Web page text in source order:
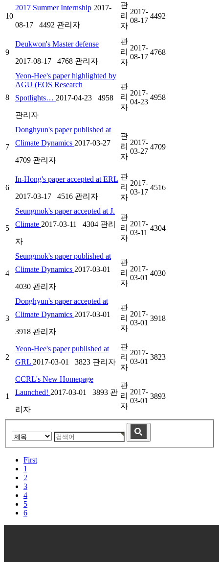
10
2017 Summer Internship 2017-
08-17 4492 관리자
관
리
자
2017-
08-17
4492
9
Deukwon's Master defense
2017-08-17 4768 관리자
관
리
자
2017-
08-17
4768
8
Yeon-Hee's paper highlighted by
AGU (EOS Research
Spotlights… 2017-04-23 4958
관리자
관
리
자
2017-
04-23
4958
7
Donghyun's paper published at
Climate Dynamics 2017-03-27
4709 관리자
관
리
자
2017-
03-27
4709
6
In-Hong's paper accepted at ERL
2017-03-17 4516 관리자
관
리
자
2017-
03-17
4516
5
Seungmok's paper accepted at J.
Climate 2017-03-11 4304 관리
자
관
리
자
2017-
03-11
4304
4
Seungmok's paper published at
Climate Dynamics 2017-03-01
4030 관리자
관
리
자
2017-
03-01
4030
3
Donghyun's paper accepted at
Climate Dynamics 2017-03-01
3918 관리자
관
리
자
2017-
03-01
3918
2
Yeon-Hee's paper published at
GRL 2017-03-01 3823 관리자
관
리
자
2017-
03-01
3823
1
CCRL's New Homepage
Launched! 2017-03-01 3893 관
리자
관
리
자
2017-
03-01
3893
First
1
2
3
4
5
6